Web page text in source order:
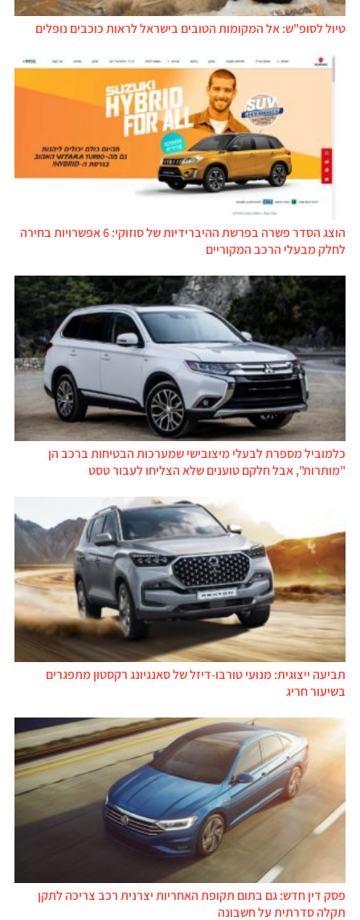
טיול לסופ"ש: אל המקומות הטובים בישראל לראות כוכבים נופלים
הוצג הסדר פשרה בפרשת ההיברידיות של סוזוקי: 6 אפשרויות בחירה
לחלק מבעלי הרכב המקוריים
כלמוביל מספרת לבעלי מיצובישי שמערכות הבטיחות ברכב הן
"מותרות", אבל חלקם טוענים שלא הצליחו לעבור טסט
תביעה ייצוגית: מנועי טורבו-דיזל של סאנגיונג רקסטון מתפגרים
בשיעור חריג
פסק דין חדש: גם בתום תקופת האחריות יצרנית רכב צריכה לתקן
תקלה סדרתית על חשבונה